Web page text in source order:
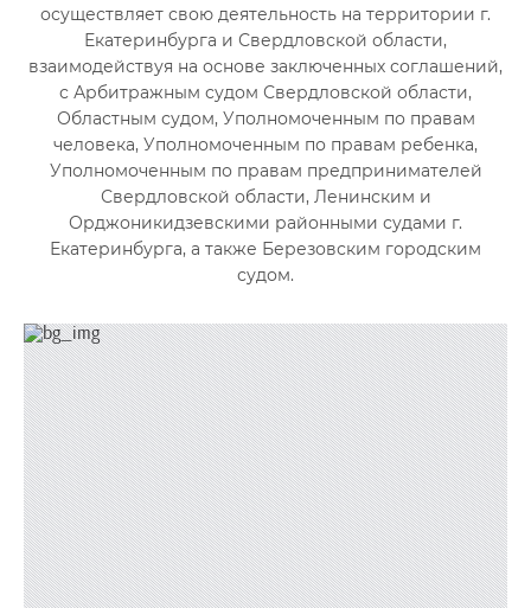
осуществляет свою деятельность на территории г.
Екатеринбурга и Свердловской области,
взаимодействуя на основе заключенных соглашений,
с Арбитражным судом Свердловской области,
Областным судом, Уполномоченным по правам
человека, Уполномоченным по правам ребенка,
Уполномоченным по правам предпринимателей
Свердловской области, Ленинским и
Орджоникидзевскими районными судами г.
Екатеринбурга, а также Березовским городским
судом.